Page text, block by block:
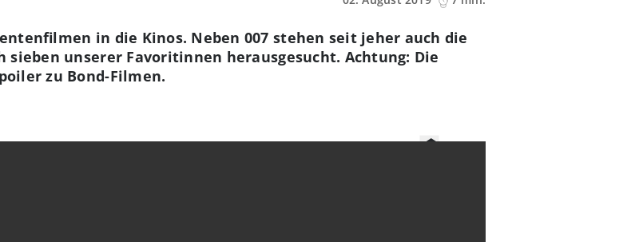
in die Kinos. Neben 007 stehen seit jeher auch die
sieben unserer Favoritinnen herausgesucht. Achtung: Die
zu Bond-Filmen.